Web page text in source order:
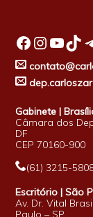
Facebook InstagramYoutube TikTok
Gabinete |
Câmara dos
DF
CEP 70160-900
(61) 3215-
Escritório | São
Av. Dr. Vital
Paulo – SP